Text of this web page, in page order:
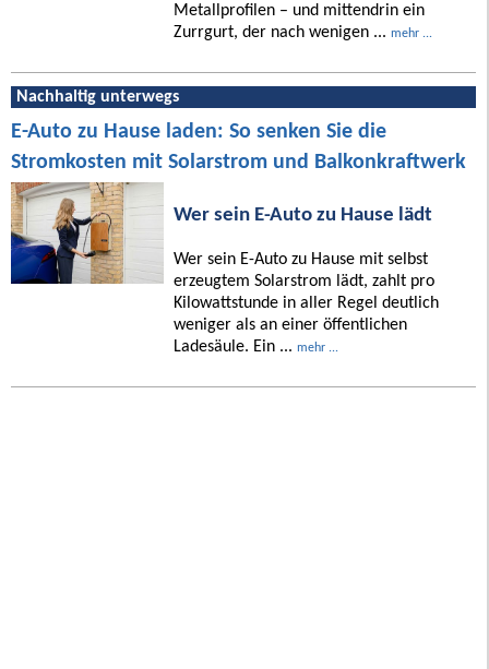
Metallprofilen – und mittendrin ein
Zurrgurt, der nach wenigen ... mehr ...
Nachhaltig unterwegs
E-Auto zu Hause laden: So senken Sie die
Stromkosten mit Solarstrom und Balkonkraftwerk
Wer sein E-Auto zu Hause lädt
Wer sein E-Auto zu Hause mit selbst
erzeugtem Solarstrom lädt, zahlt pro
Kilowattstunde in aller Regel deutlich
weniger als an einer öffentlichen
Ladesäule. Ein ... mehr ...